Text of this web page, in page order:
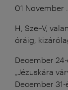
01 November
H, Sze–V,
óráig,
December
„Jézuskára
December